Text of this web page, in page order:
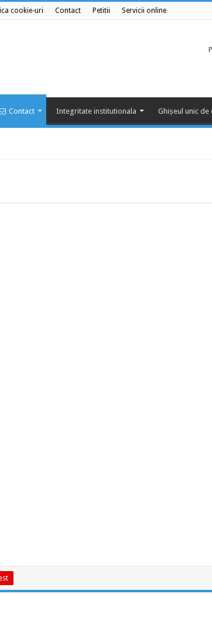
cookie-uri Contact Petitii Servicii online
Contact Integritate institutionala Ghișeul unic